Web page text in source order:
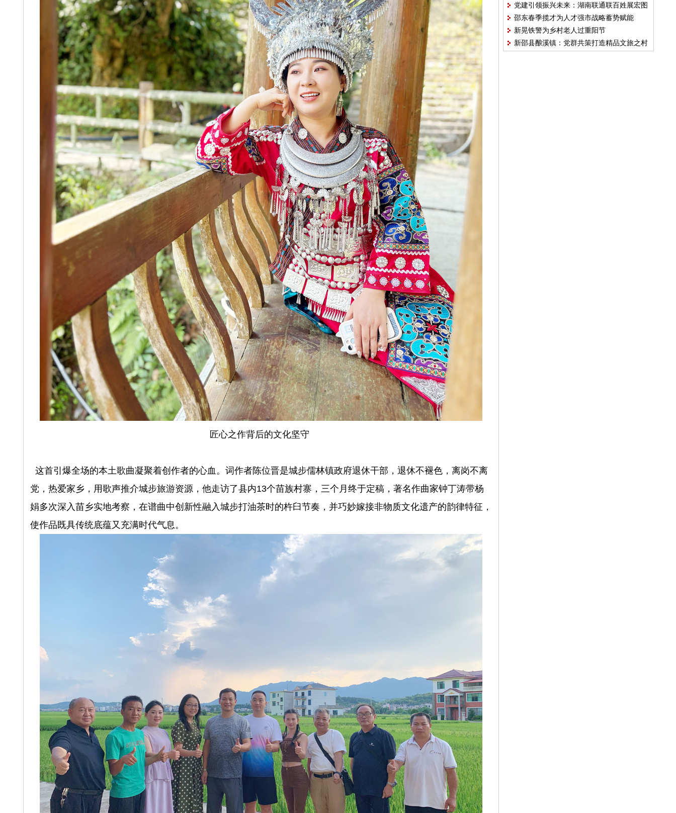
匠心之作背后的文化坚守
这首引爆全场的本土歌曲凝聚着创作者的心血。词作者陈位晋是城步儒林镇政府退休干部，退休不褪色，离岗不离
党，热爱家乡，用歌声推介城步旅游资源，他走访了县内13个苗族村寨，三个月终于定稿，著名作曲家钟丁涛带杨
娟多次深入苗乡实地考察，在谱曲中创新性融入城步打油茶时的杵臼节奏，并巧妙嫁接非物质文化遗产的韵律特征，
使作品既具传统底蕴又充满时代气息。
党建引领振兴未来：湖南联通联百姓展宏图
绘新程
邵东春季揽才为人才强市战略蓄势赋能
新晃铁警为乡村老人过重阳节
新邵县酿溪镇：党群共策打造精品文旅之村